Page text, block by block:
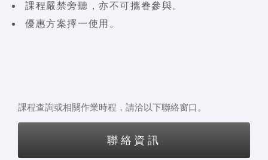
課程嚴禁旁聽，亦不可攜眷參與。
優惠方案擇一使用。
課程查詢或相關作業時程，請洽以下聯絡窗口。
聯絡資訊